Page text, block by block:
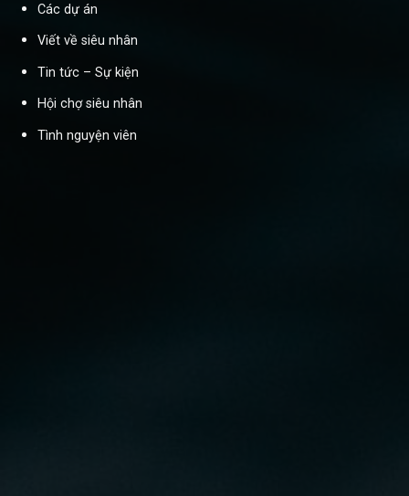
Các dự án
Viết về siêu nhân
Tin tức – Sự kiện
Hội chợ siêu nhân
Tình nguyện viên